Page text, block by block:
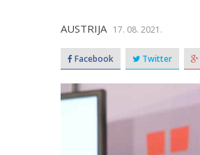
AUSTRIJA 17. 08. 2021.
Facebook Twitter